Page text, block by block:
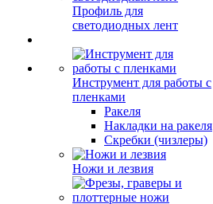
Профиль для
светодиодных лент
Инструмент для работы с
пленками
Ракеля
Накладки на ракеля
Скребки (чизлеры)
Ножи и лезвия